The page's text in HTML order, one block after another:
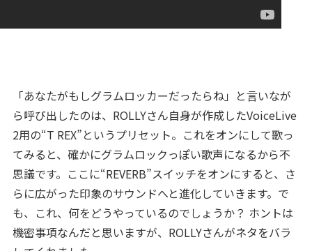
「あなたがもしグラムロッカーだったらね」と言いなが
ら呼び出したのは、ROLLYさん自身が作成したVoiceLive
2用の“T REX”というプリセット。これをオンにして歌っ
てみると、確かにグラムロックっぽい歌声になるから不
思議です。ここに“REVERB”スイッチをオンにすると、さ
らに広がった印象のサウンドへと進化していきます。で
も、これ、何をどうやっているのでしょうか？ ホントは
機密事項なんだと思いますが、ROLLYさんがネタをバラ